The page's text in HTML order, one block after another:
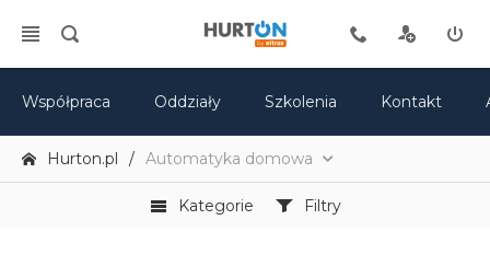
Współpraca Oddziały Szkolenia Kontakt
Hurton.pl Automatyka domowa
Kategorie Filtry